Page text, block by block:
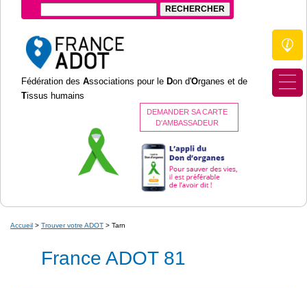
Fédération des Associations pour le Don d'Organes et de
Tissus humains
DEMANDER SA CARTE
D'AMBASSADEUR
Accueil > Trouver votre ADOT > Tarn
France ADOT 81